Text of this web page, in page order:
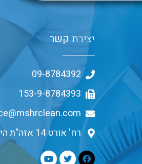
יצירת קשר
09-8784392
153-9-8784393
רח' אורט 14 אזה"ת הישן, נתניה